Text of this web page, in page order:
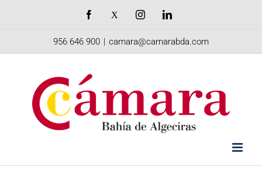
Facebook InstagramLinkedIn
956 646 900 | camara@camarabda.com